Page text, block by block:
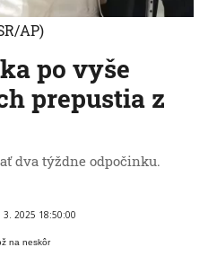
po vyše
prepustia z
dva týždne odpočinku.
3. 2025 18:50:00
na neskôr
AP)